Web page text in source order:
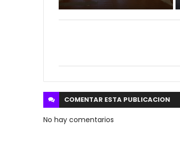
COMENTAR ESTA PUBLICACION
No hay comentarios